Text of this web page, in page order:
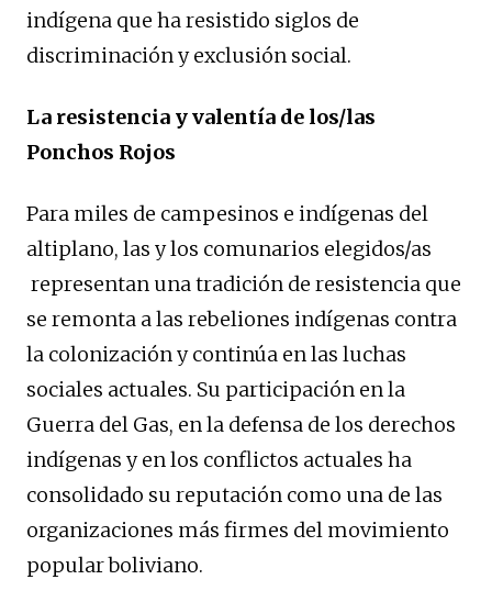
indígena que ha resistido siglos de
discriminación y exclusión social.
La resistencia y valentía de los/las
Ponchos Rojos
Para miles de campesinos e indígenas del
altiplano, las y los comunarios elegidos/as
representan una tradición de resistencia que
se remonta a las rebeliones indígenas contra
la colonización y continúa en las luchas
sociales actuales. Su participación en la
Guerra del Gas, en la defensa de los derechos
indígenas y en los conflictos actuales ha
consolidado su reputación como una de las
organizaciones más firmes del movimiento
popular boliviano.